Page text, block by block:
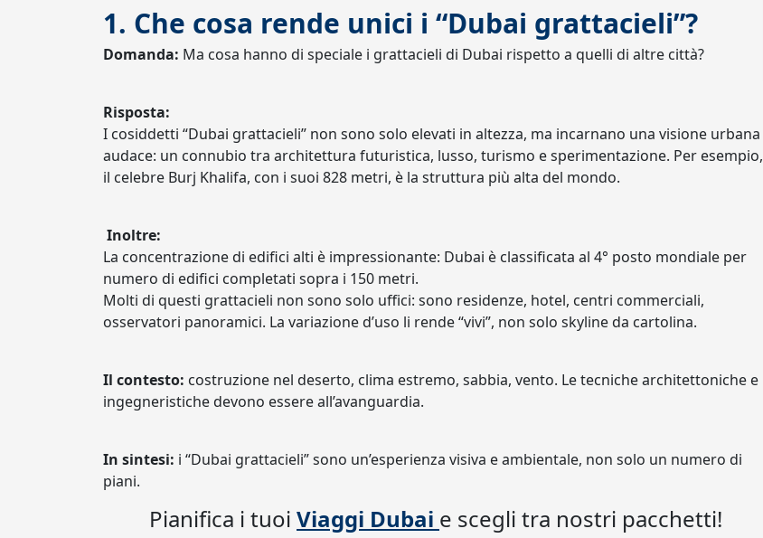
1. Che cosa rende unici i “Dubai grattacieli”?
Domanda: Ma cosa hanno di speciale i grattacieli di Dubai rispetto a quelli di altre città?
Risposta:
I cosiddetti “Dubai grattacieli” non sono solo elevati in altezza, ma incarnano una visione urbana
audace: un connubio tra architettura futuristica, lusso, turismo e sperimentazione. Per esempio,
il celebre Burj Khalifa, con i suoi 828 metri, è la struttura più alta del mondo.
Inoltre:
La concentrazione di edifici alti è impressionante: Dubai è classificata al 4° posto mondiale per
numero di edifici completati sopra i 150 metri.
Molti di questi grattacieli non sono solo uffici: sono residenze, hotel, centri commerciali,
osservatori panoramici. La variazione d’uso li rende “vivi”, non solo skyline da cartolina.
Il contesto: costruzione nel deserto, clima estremo, sabbia, vento. Le tecniche architettoniche e
ingegneristiche devono essere all’avanguardia.
In sintesi: i “Dubai grattacieli” sono un’esperienza visiva e ambientale, non solo un numero di
piani.
Pianifica i tuoi Viaggi Dubai e scegli tra nostri pacchetti!